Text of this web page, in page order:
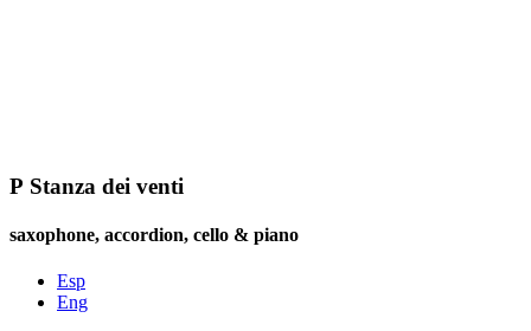
P Stanza dei venti
saxophone, accordion, cello & piano
Esp
Eng